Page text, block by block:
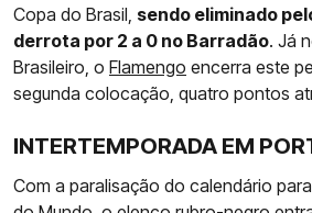
Copa do Brasil, sendo eliminado
derrota por 2 a 0 no Barradão. Já
Brasileiro, o Flamengo encerra este
segunda colocação, quatro pontos
INTERTEMPORADA EM
Com a paralisação do calendário